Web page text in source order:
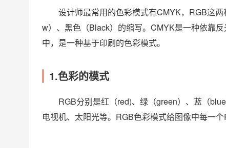
设计师最常用的色彩模式有CMYK，RGB这
w）、黑色（Black）的缩写。CMYK是一种依靠
中，是一种基于印刷的色彩模式。
1.色彩的模式
RGB分别是红（red)、绿（green）、蓝（
电视机、太阳光等。RGB色彩模式给图像中每一